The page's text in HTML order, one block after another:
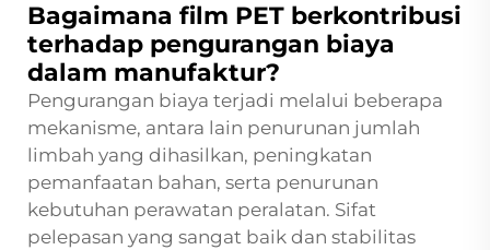
Bagaimana film PET berkontribusi
terhadap pengurangan biaya
dalam manufaktur?
Pengurangan biaya terjadi melalui beberapa
mekanisme, antara lain penurunan jumlah
limbah yang dihasilkan, peningkatan
pemanfaatan bahan, serta penurunan
kebutuhan perawatan peralatan. Sifat
pelepasan yang sangat baik dan stabilitas